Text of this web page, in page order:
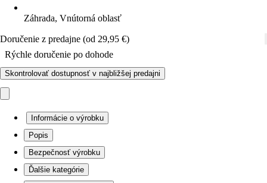
Záhrada, Vnútorná oblasť
Doručenie z predajne (od 29,95 €)
Rýchle doručenie po dohode
Skontrolovať dostupnosť v najbližšej predajni
Informácie o výrobku
Popis
Bezpečnosť výrobku
Ďalšie kategórie